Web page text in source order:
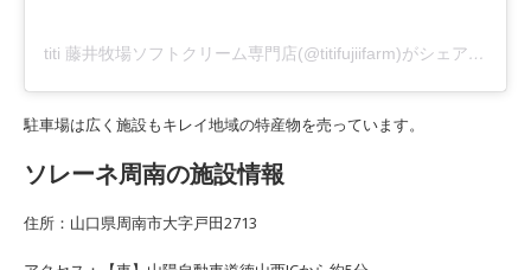
titi 藤井牧場ソフトクリーム専門店(@titifujiifarm)がシェアした投稿
駐車場は広く施設もキレイ地域の特産物を売っています。
ソレーネ周南の施設情報
住所：山口県周南市大字戸田2713